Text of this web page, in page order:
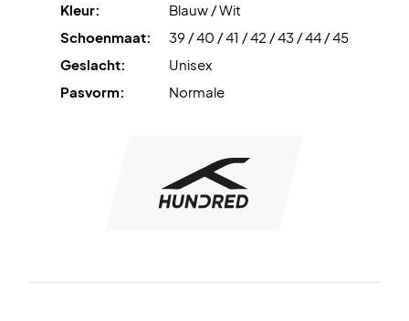
Perfect voor op de baan – koop nu deze Hundred
badmintonschoenen!
Kleur:Wit en blauw.
Kleur:
Blauw / Wit
Schoenmaat:
39 / 40 / 41 / 42 / 43 / 44 / 45
Geslacht:
Unisex
Pasvorm:
Normale